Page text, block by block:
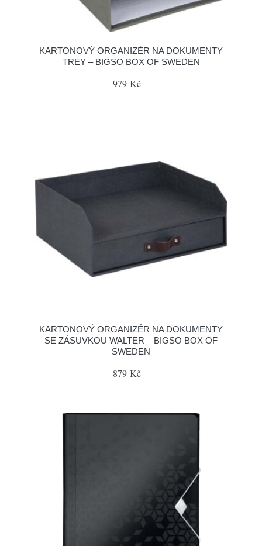
KARTONOVÝ ORGANIZÉR NA DOKUMENTY
TREY – BIGSO BOX OF SWEDEN
979 Kč
KARTONOVÝ ORGANIZÉR NA DOKUMENTY
SE ZÁSUVKOU WALTER – BIGSO BOX OF
SWEDEN
879 Kč